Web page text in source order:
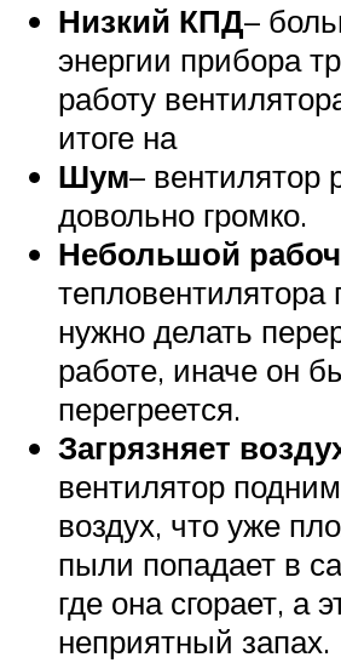
Низкий КПД–
энергии прибора
работу
итоге на
Шум– вентилятор
довольно громко.
Небольшой
тепловентилятора
нужно делать
работе, иначе он
перегреется.
Загрязняет
вентилятор
воздух, что уже
пыли попадает в
где она сгорает, а
неприятный запах.